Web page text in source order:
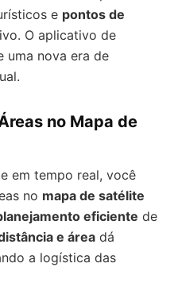
e pontos de
O aplicativo de
uma nova era de
no Mapa de
em tempo real, você
no mapa de satélite
eficiente de
e área dá
a logística das